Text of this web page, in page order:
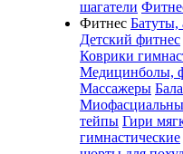
шагатели
Фитнес Батуты,
Детский фитнес
Коврики
Медицинболы,
Массажеры
тейпы Гири
гимнастические